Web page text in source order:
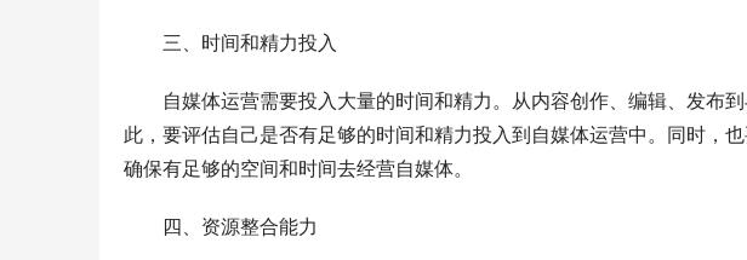
三、时间和精力投入
自媒体运营需要投入大量的时间和精力。从内容创作、编辑、发布
此，要评估自己是否有足够的时间和精力投入到自媒体运营中。同时，
确保有足够的空间和时间去经营自媒体。
四、资源整合能力